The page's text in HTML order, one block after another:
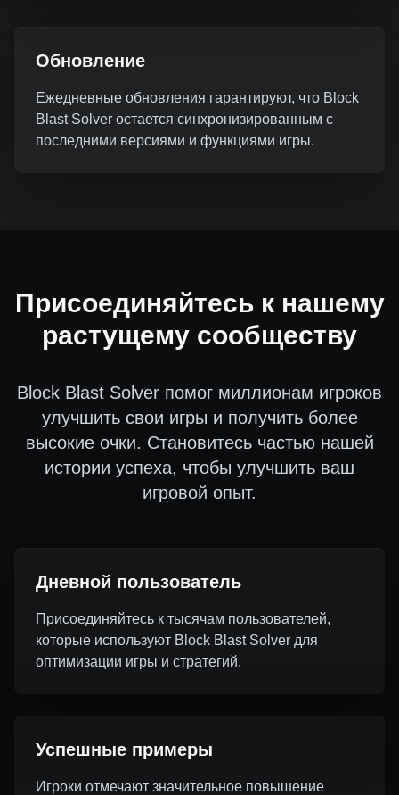
Обновление
Ежедневные обновления гарантируют, что Block
Blast Solver остается синхронизированным с
последними версиями и функциями игры.
Присоединяйтесь к нашему
растущему сообществу
Block Blast Solver помог миллионам игроков
улучшить свои игры и получить более
высокие очки. Становитесь частью нашей
истории успеха, чтобы улучшить ваш
игровой опыт.
Дневной пользователь
Присоединяйтесь к тысячам пользователей,
которые используют Block Blast Solver для
оптимизации игры и стратегий.
Успешные примеры
Игроки отмечают значительное повышение